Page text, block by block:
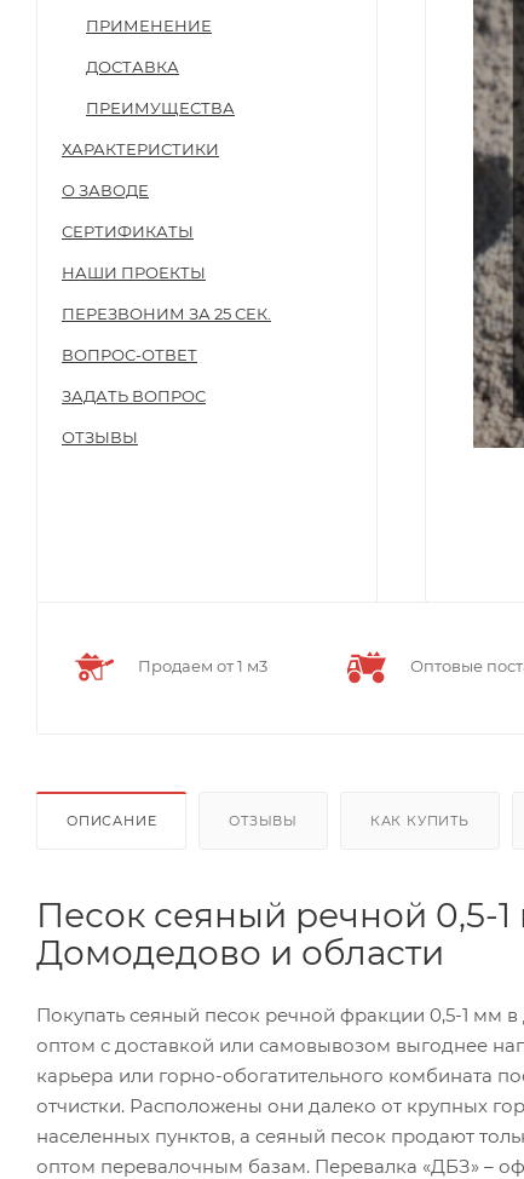
ПРИМЕНЕНИЕ
ДОСТАВКА
ПРЕИМУЩЕСТВА
ХАРАКТЕРИСТИКИ
О ЗАВОДЕ
СЕРТИФИКАТЫ
НАШИ ПРОЕКТЫ
ПЕРЕЗВОНИМ ЗА 25 СЕК.
ВОПРОС-ОТВЕТ
ЗАДАТЬ ВОПРОС
ОТЗЫВЫ
Продаем от 1 м3 Оптовые
ОПИСАНИЕ ОТЗЫВЫ КАК КУПИТЬ
Песок сеяный речной 0,5-
Домодедово и области
Покупать сеяный песок речной фракции 0,5-1 мм
оптом с доставкой или самовывозом выгоднее
карьера или горно-обогатительного комбината
отчистки. Расположены они далеко от крупных
населенных пунктов, а сеяный песок продают
оптом перевалочным базам. Перевалка «ДБЗ» –